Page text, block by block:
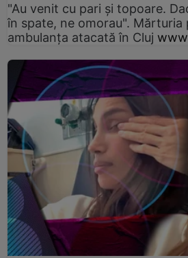
"Au venit cu pari și topoare.
în spate, ne omorau". Mărturia
ambulanţa atacată în Cluj